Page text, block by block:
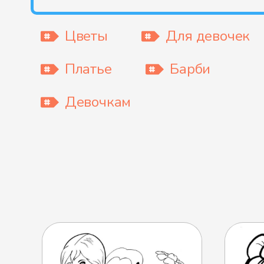
Цветы
Для девочек
Платье
Барби
Девочкам